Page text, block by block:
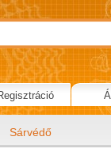
Sárvédő